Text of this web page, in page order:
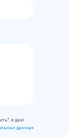
я даю
данных